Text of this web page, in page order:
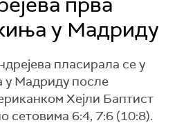
у Мадриду
пласирала се у
у Мадриду после
Хејли Баптист
сетовима 6:4, 7:6 (10:8).